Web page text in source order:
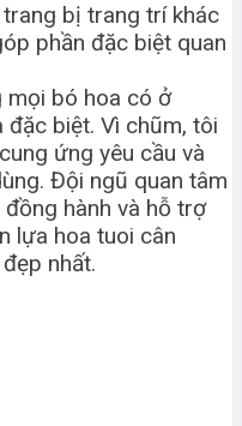
bị trang trí khác
phần đặc biệt quan
mọi bó hoa có ở
biệt. Vì chũm, tôi
ứng yêu cầu và
Đội ngũ quan tâm
hành và hỗ trợ
lựa hoa tuoi cân
nhất.